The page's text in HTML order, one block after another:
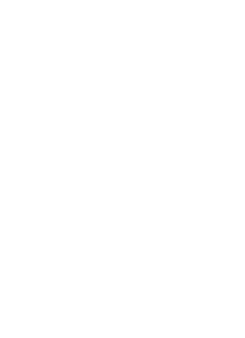
備考欄に
1本5,999
尚、裾上
一部、お
下着(肌